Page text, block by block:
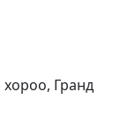
хороо, Гранд